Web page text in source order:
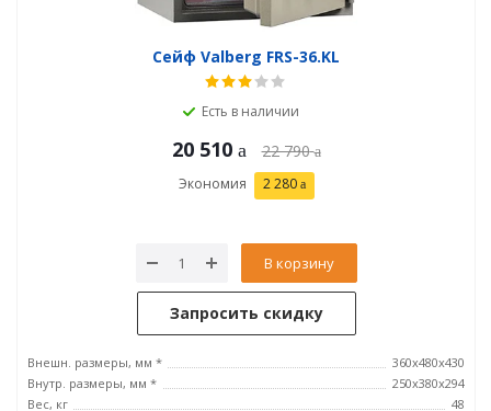
Сейф Valberg FRS-36.KL
Есть в наличии
20 510 22 790
Экономия 2 280
В корзину
Запросить скидку
Внешн. размеры, мм *
360x480x430
Внутр. размеры, мм *
250х380х294
Вес, кг
48